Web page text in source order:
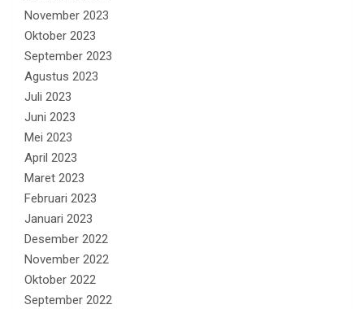
November 2023
Oktober 2023
September 2023
Agustus 2023
Juli 2023
Juni 2023
Mei 2023
April 2023
Maret 2023
Februari 2023
Januari 2023
Desember 2022
November 2022
Oktober 2022
September 2022